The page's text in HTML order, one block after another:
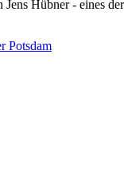
Hübner - eines
Potsdam